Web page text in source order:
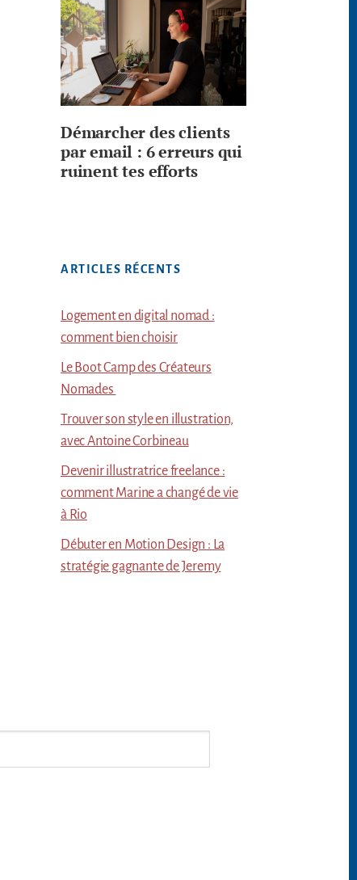
Démarcher des clients
par email : 6 erreurs qui
ruinent tes efforts
ARTICLES RÉCENTS
Logement en digital nomad :
comment bien choisir
Le Boot Camp des Créateurs
Nomades
Trouver son style en illustration,
avec Antoine Corbineau
Devenir illustratrice freelance :
comment Marine a changé de vie
à Rio
Débuter en Motion Design : La
stratégie gagnante de Jeremy